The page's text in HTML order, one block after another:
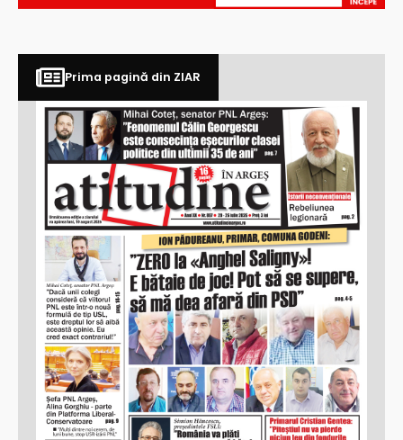
Prima pagină din ZIAR